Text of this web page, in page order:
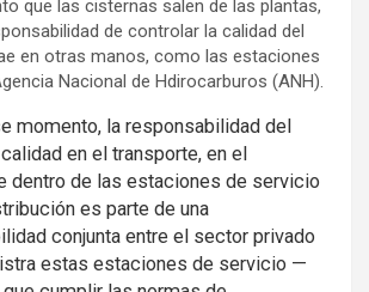
que las cisternas salen de las plantas,
de controlar la calidad del
en otras manos, como las estaciones
Nacional de Hdirocarburos (ANH).
momento, la responsabilidad del
en el transporte, en el
dentro de las estaciones de servicio
es parte de una
conjunta entre el sector privado
estas estaciones de servicio —